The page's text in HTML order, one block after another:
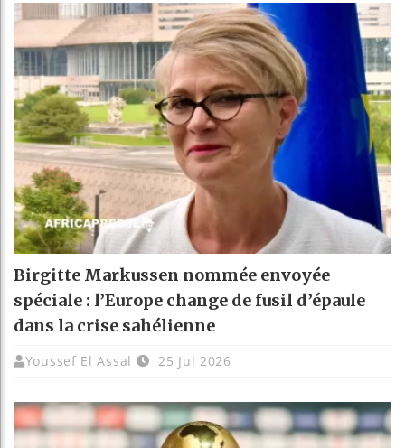
Birgitte Markussen nommée envoyée
spéciale : l’Europe change de fusil d’épaule
dans la crise sahélienne
Youssef El Assal 25 Jul 2026